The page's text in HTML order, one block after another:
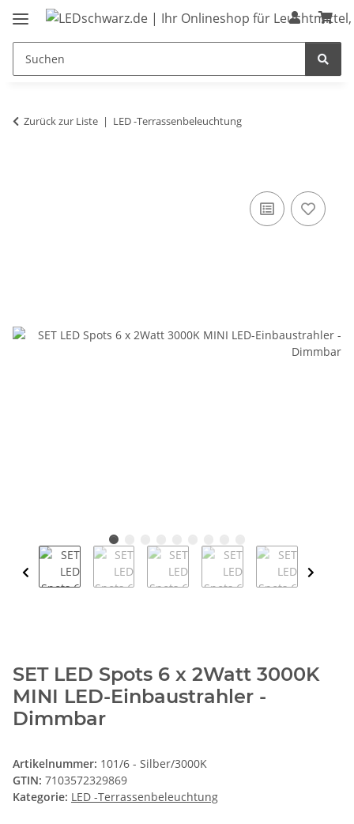
Zurück zur Liste LED -Terrassenbeleuchtung
SET LED Spots 6 x 2Watt 3000K
MINI LED-Einbaustrahler -
Dimmbar
Artikelnummer: 101/6 - Silber/3000K
GTIN: 7103572329869
Kategorie: LED -Terrassenbeleuchtung